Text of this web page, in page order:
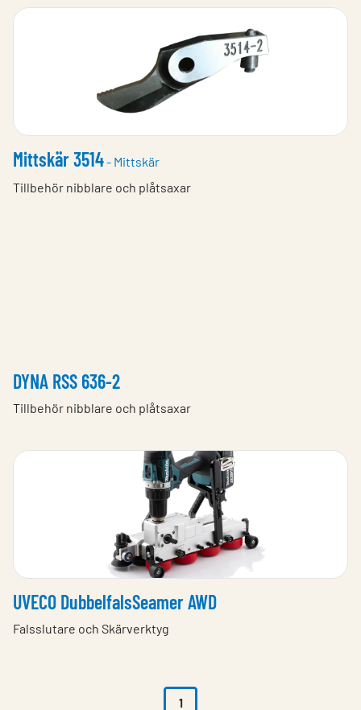
Mittskär 3514- Mittskär
Tillbehör nibblare och plåtsaxar
DYNA RSS 636-2
Tillbehör nibblare och plåtsaxar
UVECO DubbelfalsSeamer AWD
Falsslutare och Skärverktyg
1